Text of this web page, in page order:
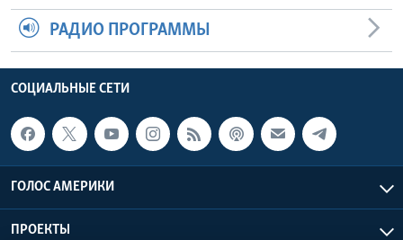
РАДИО ПРОГРАММЫ
СОЦИАЛЬНЫЕ СЕТИ
ГОЛОС АМЕРИКИ
ПРОЕКТЫ